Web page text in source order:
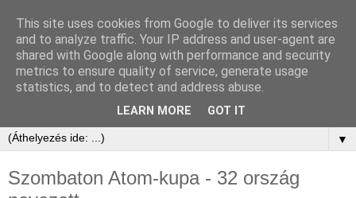
▼
Szombaton Atom-kupa - 32 ország
This site uses cookies from Google to deliver its services
and to analyze traffic. Your IP address and user-agent are
shared with Google along with performance and security
metrics to ensure quality of service, generate usage
statistics, and to detect and address abuse.
LEARN MORE GOT IT